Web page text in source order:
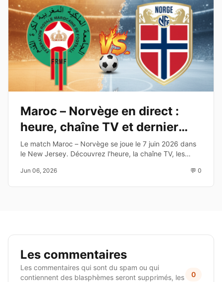
Maroc – Norvège en direct :
heure, chaîne TV et dernier
test avant le Mondial 2026
Le match Maroc – Norvège se joue le 7 juin 2026 dans
le New Jersey. Découvrez l'heure, la chaîne TV, les
2026.
Jun 06, 2026 💬 0
Les commentaires
Les commentaires qui sont du spam ou qui
contiennent des blasphèmes seront supprimés, les
0